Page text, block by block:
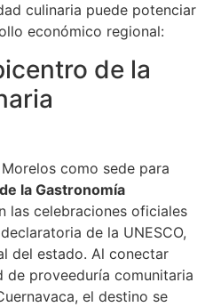
culinaria puede potenciar
económico regional:
de la
como sede para
la Gastronomía
las celebraciones oficiales
de la UNESCO,
del estado. Al conectar
proveeduría comunitaria
el destino se